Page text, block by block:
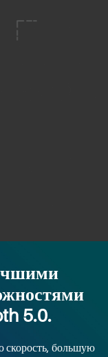
5.0.
скорость, большую